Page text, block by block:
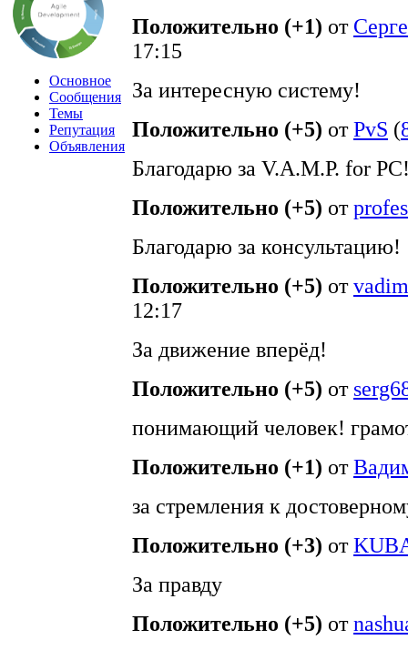
Основное
Сообщения
Темы
Репутация
Объявления
Положительно (+1) от
17:15
За интересную систему!
Положительно (+5) отPvS (
Благодарю за V.A.M.P. for
Положительно (+5) от
Благодарю за консультацию!
Положительно (+5) от
12:17
За движение вперёд!
Положительно (+5) от
понимающий человек!
Положительно (+1) от
за стремления к
Положительно (+3) от
За правду
Положительно (+5) от